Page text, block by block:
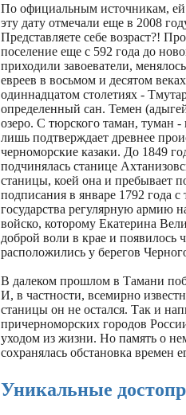
По официальным источникам, ей
эту дату отмечали еще в 2008
Представляете себе возраст?!
поселение еще с 592 года до
приходили завоеватели,
евреев в восьмом и десятом
одиннадцатом столетиях -
определенный сан. Темен
озеро. С тюрского таман, туман
лишь подтверждает древнее
черноморские казаки. До 1849
подчинялась станице
станицы, коей она и пребывает
подписания в январе 1792 года
государства регулярную армию
войско, которому Екатерина
доброй воли в крае и появилось
расположились у берегов
В далеком прошлом в Тамани
И, в частности, всемирно
станицы он не остался. Так и
причерноморских городов
уходом из жизни. Но память о
сохранялась обстановка времен
Уникальные